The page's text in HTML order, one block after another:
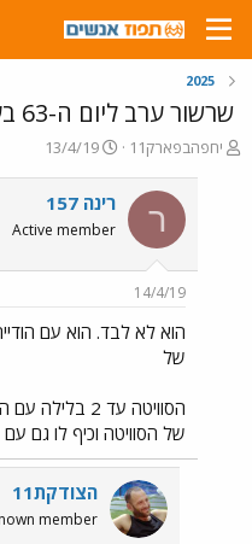
2025
שרשור ערב ליום ה-63 בעיר 2025
פ
יחפהבפארק11
פ
ס
ם
ת
י
13/4/19
ר רינה 157
Active member
14/4/19
הוא לא לבד. הוא עם
של
הסוויטה עד 2
של הסוויטה וכיף לו גם
הצודקת11
member